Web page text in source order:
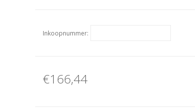
Inkoopnummer:
€166,44